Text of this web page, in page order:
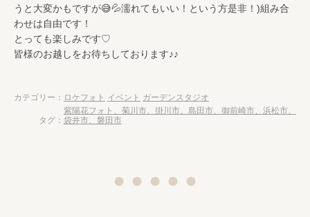
うと大変かもですが😅💦濡れてもいい！という方是非！)組み合
わせは自由です！
とっても楽しみです♡
皆様のお越しをお待ちしております♪♪
カテゴリー： ロケフォト イベント ガーデンスタジオ
タグ：
紫陽花フォト、菊川市、掛川市、島田市、御前崎市、浜松市、
袋井市、磐田市